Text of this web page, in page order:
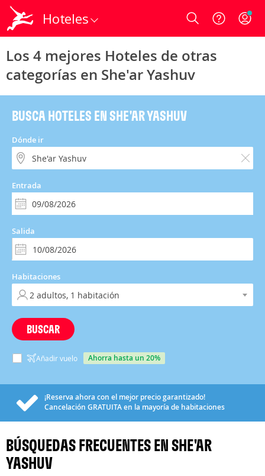
Hoteles Login
Los 4 mejores Hoteles de otras
categorías en She'ar Yashuv
BUSCA HOTELES EN SHE'AR YASHUV
Dónde ir
Entrada
Salida
Habitaciones
BUSCAR
Añadir vuelo ahorra hasta un 20%
¡Reserva ahora con el mejor precio garantizado!
Cancelación GRATUITAen la mayoría de habitaciones
BÚSQUEDAS FRECUENTES EN SHE'AR
YASHUV